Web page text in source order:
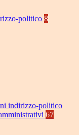
politico 8
indirizzo-politico
67